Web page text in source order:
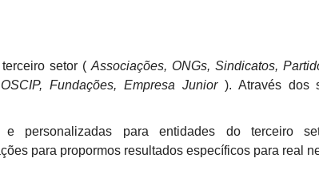
setor ( Associações, ONGs, Sindicatos,
Fundações, Empresa Junior ). Através dos
e personalizadas para entidades do terceiro
para propormos resultados específicos para real